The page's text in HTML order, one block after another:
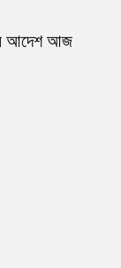
আদেশ আজ